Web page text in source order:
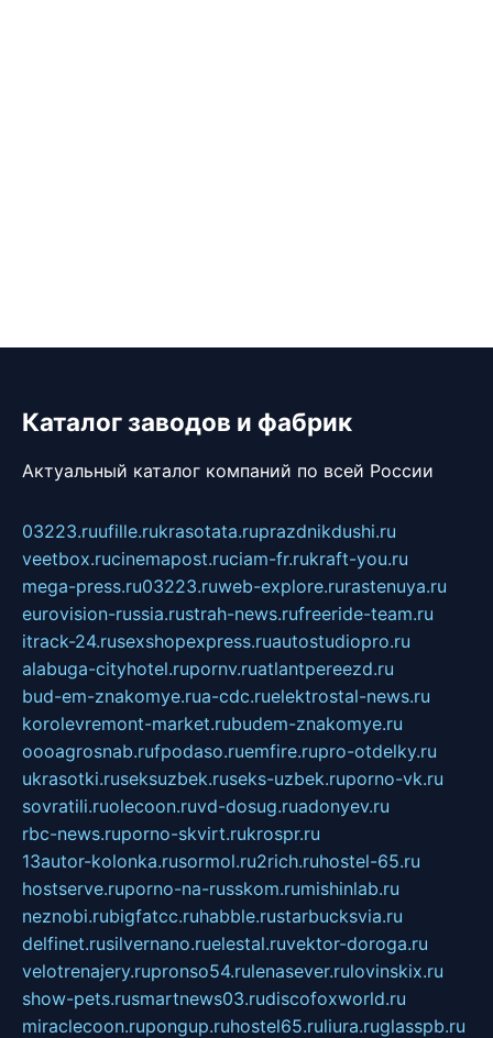
Каталог заводов и фабрик
Актуальный каталог компаний по всей России
03223.ruufille.rukrasotata.ruprazdnikdushi.ru
veetbox.rucinemapost.ruciam-fr.rukraft-you.ru
mega-press.ru03223.ruweb-explore.rurastenuya.ru
eurovision-russia.rustrah-news.rufreeride-team.ru
itrack-24.rusexshopexpress.ruautostudiopro.ru
alabuga-cityhotel.rupornv.ruatlantpereezd.ru
bud-em-znakomye.rua-cdc.ruelektrostal-news.ru
korolevremont-market.rubudem-znakomye.ru
oooagrosnab.rufpodaso.ruemfire.rupro-otdelky.ru
ukrasotki.ruseksuzbek.ruseks-uzbek.ruporno-vk.ru
sovratili.ruolecoon.ruvd-dosug.ruadonyev.ru
rbc-news.ruporno-skvirt.rukrospr.ru
13autor-kolonka.rusormol.ru2rich.ruhostel-65.ru
hostserve.ruporno-na-russkom.rumishinlab.ru
neznobi.rubigfatcc.ruhabble.rustarbucksvia.ru
delfinet.rusilvernano.ruelestal.ruvektor-doroga.ru
velotrenajery.rupronso54.rulenasever.rulovinskix.ru
show-pets.rusmartnews03.rudiscofoxworld.ru
miraclecoon.rupongup.ruhostel65.ruliura.ruglasspb.ru